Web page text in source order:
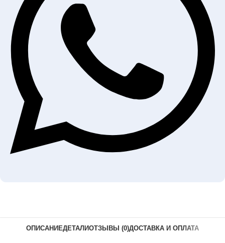
ОПИСАНИЕДЕТАЛИОТЗЫВЫ (0)ДОСТАВКА И ОПЛАТА